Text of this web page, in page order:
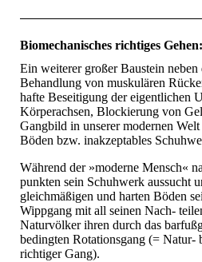
Biomechanisches richtiges
Ein weiterer großer Baustein
Behandlung von muskulären
hafte Beseitigung der eigentlichen
Körperachsen, Blockierung von
Gangbild in unserer modernen
Böden bzw. inakzeptables
Während der »moderne Mensch«
punkten sein Schuhwerk aussucht
gleichmäßigen und harten Böden
Wippgang mit all seinen Nach-
Naturvölker ihren durch das
bedingten Rotationsgang (= Natur-
richtiger Gang).